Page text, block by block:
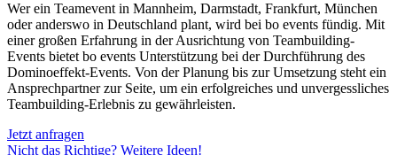
Wer ein Teamevent in Mannheim, Darmstadt, Frankfurt, München
oder anderswo in Deutschland plant, wird bei bo events fündig. Mit
einer großen Erfahrung in der Ausrichtung von Teambuilding-
Events bietet bo events Unterstützung bei der Durchführung des
Dominoeffekt-Events. Von der Planung bis zur Umsetzung steht ein
Ansprechpartner zur Seite, um ein erfolgreiches und unvergessliches
Teambuilding-Erlebnis zu gewährleisten.
Jetzt anfragen
Nicht das Richtige? Weitere Ideen!